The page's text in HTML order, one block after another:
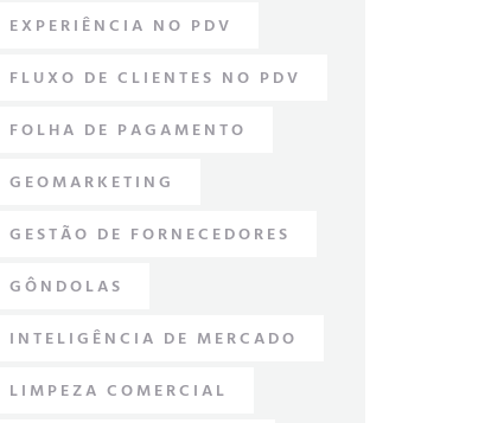
EXPERIÊNCIA NO PDV
FLUXO DE CLIENTES NO PDV
FOLHA DE PAGAMENTO
GEOMARKETING
GESTÃO DE FORNECEDORES
GÔNDOLAS
INTELIGÊNCIA DE MERCADO
LIMPEZA COMERCIAL